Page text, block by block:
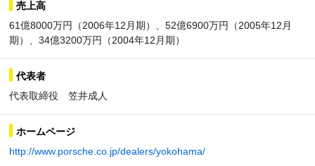
売上高
61億8000万円（2006年12月期）、52億6900万円（2005年12月
期）、34億3200万円（2004年12月期）
代表者
代表取締役 笠井成人
ホームページ
http://www.porsche.co.jp/dealers/yokohama/